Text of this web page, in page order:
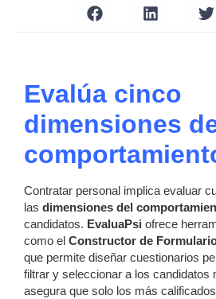
Evalúa cinco
dimensiones
Contratar personal implica evaluar
las dimensiones del
candidatos. EvaluaPsi ofrece
como el Constructor de
que permite diseñar cuestionarios
filtrar y seleccionar a los candidatos
asegura que solo los más